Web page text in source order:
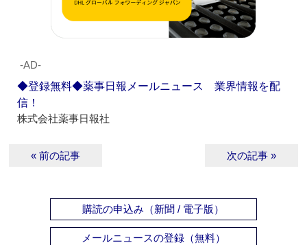
‐AD‐
◆登録無料◆薬事日報メールニュース 業界情報を配
信！
株式会社薬事日報社
« 前の記事 次の記事 »
購読の申込み（新聞 / 電子版）
メールニュースの登録（無料）